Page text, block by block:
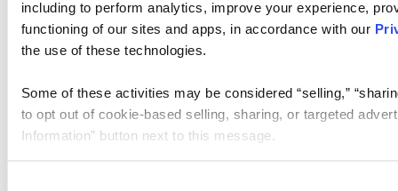
including to perform analytics, improve your experience,
functioning of our sites and apps, in accordance with our
the use of these technologies.
Some of these activities may be considered “selling,”
to opt out of cookie-based selling, sharing, or targeted
Information” button next to this message.